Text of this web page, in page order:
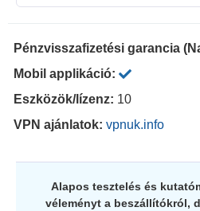
Pénzvisszafizetési garancia
Mobil applikáció:
Eszközök/lízenz: 10
VPN ajánlatok: vpnuk.info
Alapos tesztelés és
véleményt a beszállítókról,